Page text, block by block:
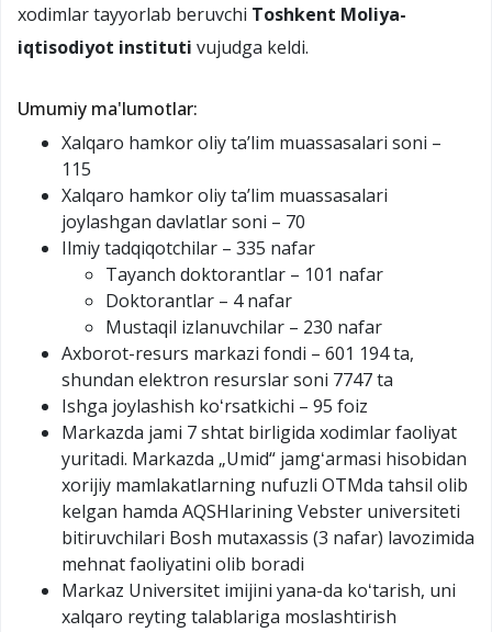
xodimlar tayyorlab beruvchi Toshkent Moliya-
iqtisodiyot instituti vujudga keldi.
Umumiy ma'lumotlar:
Xalqaro hamkor oliy taʼlim muassasalari soni –
115
Xalqaro hamkor oliy taʼlim muassasalari
joylashgan davlatlar soni – 70
Ilmiy tadqiqotchilar – 335 nafar
Tayanch doktorantlar – 101 nafar
Doktorantlar – 4 nafar
Mustaqil izlanuvchilar – 230 nafar
Axborot-resurs markazi fondi – 601 194 ta,
shundan elektron resurslar soni 7747 ta
Ishga joylashish koʻrsatkichi – 95 foiz
Markazda jami 7 shtat birligida xodimlar faoliyat
yuritadi. Markazda „Umid“ jamgʻarmasi hisobidan
xorijiy mamlakatlarning nufuzli OTMda tahsil olib
kelgan hamda AQSHlarining Vebster universiteti
bitiruvchilari Bosh mutaxassis (3 nafar) lavozimida
mehnat faoliyatini olib boradi
Markaz Universitet imijini yana-da koʻtarish, uni
xalqaro reyting talablariga moslashtirish